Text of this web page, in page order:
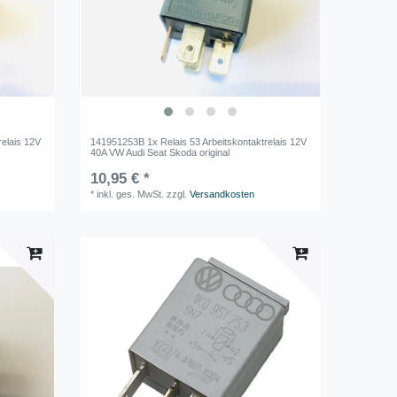
12V
141951253B 1x Relais 53 Arbeitskontaktrelais 12V
40A VW Audi Seat Skoda original
10,95 € *
*inkl. ges. MwSt. zzgl.Versandkosten